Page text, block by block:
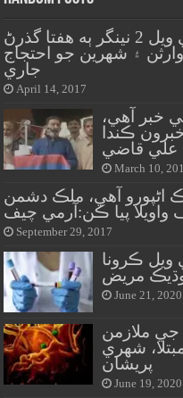
جيڪب آباد: مبينا طور اغوا ٿي ويل 2 نينگر ٻه هفتا گذرڻ
۽ شهرين جو احتجاج
جاري
April 14, 2017
خبر آهي،
ڪندا
علي قاضي
March 10,
اڻپورو آهي، ملڪ دشمن
واويلا پيا ڪن:آرمي چيف
September 29, 2017
ڪرونا
June 21, 2020
ملازمن
مبتلا، شهري
پريشان
June 19, 2020